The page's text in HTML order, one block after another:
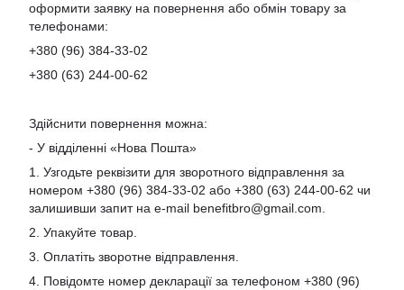
оформити заявку на повернення або обмін товару за
телефонами:
+380 (96) 384-33-02
+380 (63) 244-00-62
Здійснити повернення можна:
- У відділенні «Нова Пошта»
1. Узгодьте реквізити для зворотного відправлення за
номером +380 (96) 384-33-02 або +380 (63) 244-00-62 чи
залишивши запит на e-mail benefitbro@gmail.com.
2. Упакуйте товар.
3. Оплатіть зворотне відправлення.
4. Повідомте номер декларації за телефоном +380 (96)